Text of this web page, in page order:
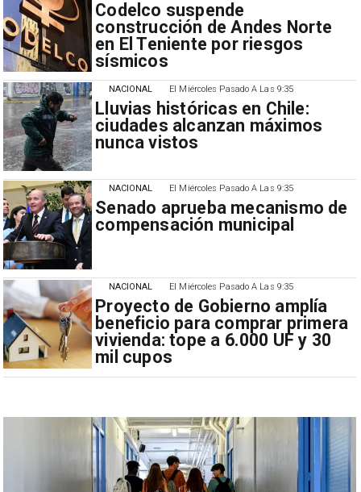
Codelco suspende
construcción de Andes Norte
en El Teniente por riesgos
sísmicos
El Miércoles Pasado A Las 9:35
Lluvias históricas en Chile:
ciudades alcanzan máximos
nunca vistos
NACIONAL
El Miércoles Pasado A Las 9:35
Senado aprueba mecanismo de
compensación municipal
NACIONAL
El Miércoles Pasado A Las 9:35
Proyecto de Gobierno amplía
beneficio para comprar primera
vivienda: tope a 6.000 UF y 30
mil cupos
NACIONAL